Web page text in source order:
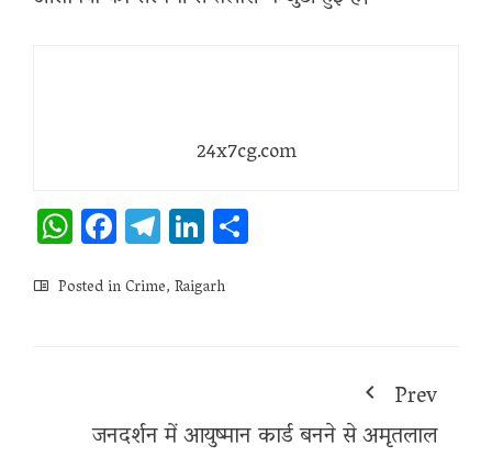
24x7cg.com
WhatsApp
Facebook
Telegram
LinkedIn
Posted inCrime,Raigarh
Prev
जनदर्शन में आयुष्मान कार्ड बनने से अमृतलाल